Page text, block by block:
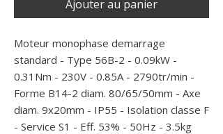
Ajouter au panier
Moteur monophase demarrage
standard - Type 56B-2 - 0.09kW -
0.31Nm - 230V - 0.85A - 2790tr/min -
Forme B14-2 diam. 80/65/50mm - Axe
diam. 9x20mm - IP55 - Isolation classe F
- Service S1 - Eff. 53% - 50Hz - 3.5kg